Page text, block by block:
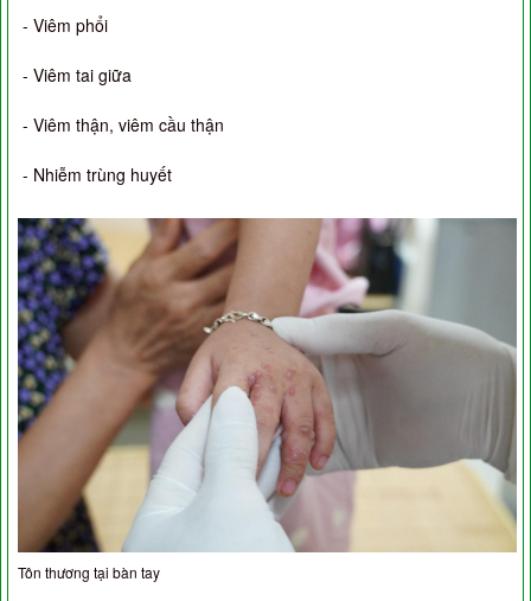
- Viêm phổi
- Viêm tai giữa
- Viêm thận, viêm cầu thận
- Nhiễm trùng huyết
Tôn thương tại bàn tay